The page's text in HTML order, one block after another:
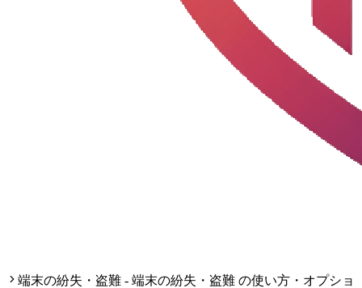
端末の紛失・盗難 - 端末の紛失・盗難 の使い方・オプショ